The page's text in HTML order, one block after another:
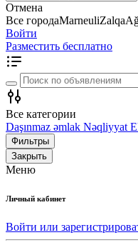
Отмена
Все городаMarneuliZalqa
Войти
Разместить бесплатно
Все категории
Daşınmaz əmlak Nəqliyyat
Фильтры
Закрыть
Меню
Личный кабинет
Войти или